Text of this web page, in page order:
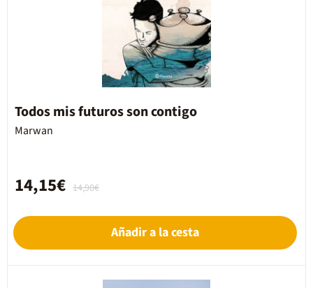
Todos mis futuros son contigo
Marwan
14,90€
14,15€
Añadir a la cesta